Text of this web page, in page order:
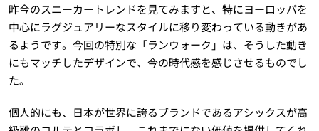
昨今のスニーカートレンドを見てみますと、特にヨーロッパを
中心にラグジュアリーなスタイルに移り変わっている動きがあ
るようです。今回の特別な「ランウォーク」は、そうした動き
にもマッチしたデザインで、今の時代感を感じさせるものでし
た。
個人的にも、日本が世界に誇るブランドであるアシックスが高